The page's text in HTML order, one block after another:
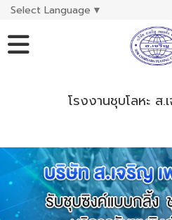
Select Language ▼
โรงงานชุบโลหะ ส